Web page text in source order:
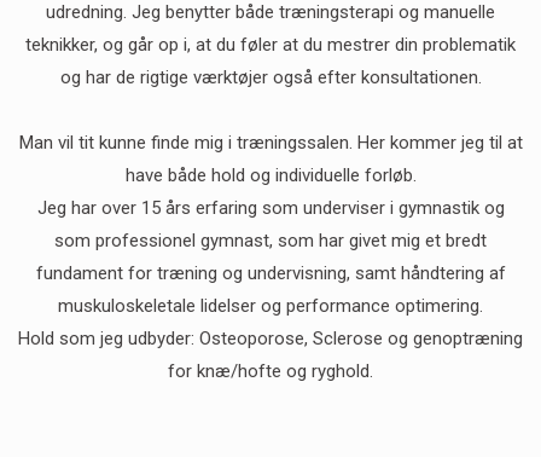
udredning. Jeg benytter både træningsterapi og manuelle
teknikker, og går op i, at du føler at du mestrer din problematik
og har de rigtige værktøjer også efter konsultationen.
Man vil tit kunne finde mig i træningssalen. Her kommer jeg til at
have både hold og individuelle forløb.
Jeg har over 15 års erfaring som underviser i gymnastik og
som professionel gymnast, som har givet mig et bredt
fundament for træning og undervisning, samt håndtering af
muskuloskeletale lidelser og performance optimering.
Hold som jeg udbyder: Osteoporose, Sclerose og genoptræning
for knæ/hofte og ryghold.